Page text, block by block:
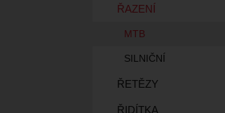
ŘAZENÍ
MTB
SILNIČNÍ
ŘETĚZY
ŘIDÍTKA